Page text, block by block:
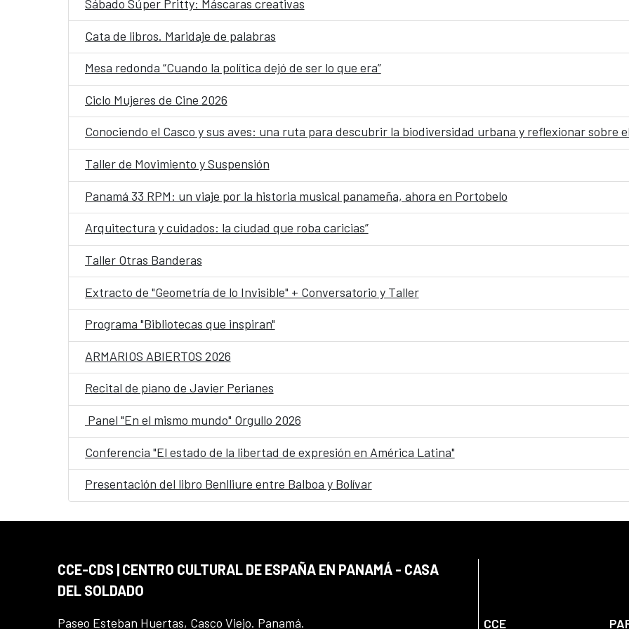
Sábado Súper Pritty: Máscaras creativas
Cata de libros. Maridaje de palabras
Mesa redonda “Cuando la política dejó de ser lo que era”
Ciclo Mujeres de Cine 2026
Conociendo el Casco y sus aves: una ruta para descubrir la biodiversidad urbana y reflexionar sobre
Taller de Movimiento y Suspensión
Panamá 33 RPM: un viaje por la historia musical panameña, ahora en Portobelo
Arquitectura y cuidados: la ciudad que roba caricias”
Taller Otras Banderas
Extracto de "Geometría de lo Invisible" + Conversatorio y Taller
Programa "Bibliotecas que inspiran"
ARMARIOS ABIERTOS 2026
Recital de piano de Javier Perianes
Panel "En el mismo mundo" Orgullo 2026
Conferencia "El estado de la libertad de expresión en América Latina"
Presentación del libro Benlliure entre Balboa y Bolívar
CCE-CDS | CENTRO CULTURAL DE ESPAÑA EN PANAMÁ - CASA
DEL SOLDADO
Paseo Esteban Huertas, Casco Viejo. Panamá. CCE